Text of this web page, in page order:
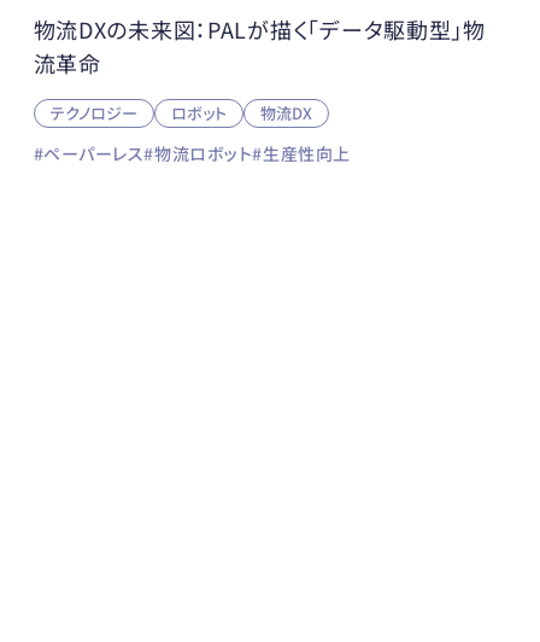
物流DXの未来図：PALが描く「データ駆動型」物
流革命
テクノロジー ロボット 物流DX
#ペーパーレス#物流ロボット#生産性向上